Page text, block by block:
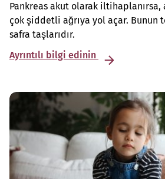
Pankreas akut olarak iltihaplanırsa,
çok şiddetli ağrıya yol açar. Bunun
safra taşlarıdır.
Ayrıntılı bilgi edinin